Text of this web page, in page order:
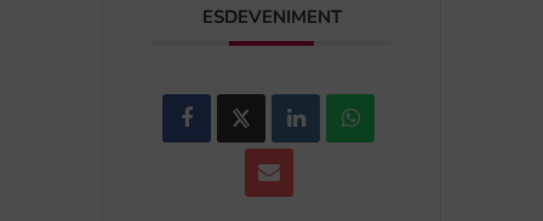
ESDEVENIMENT